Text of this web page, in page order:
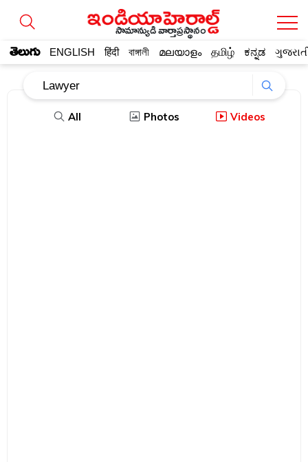
సామాన్యుడి వార్తాప్రస్థానం
తెలుగు ENGLISH हिंदी বাঙ্গালী മലയാളം தமிழ் ಕನ್ನಡ
All Photos Videos